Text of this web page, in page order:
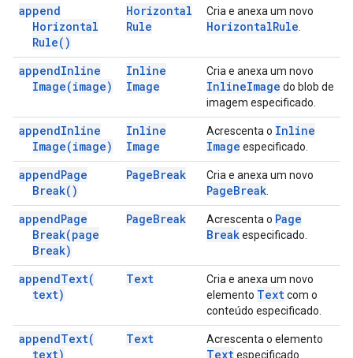
append
Horizontal
Rule( )
Horizontal
Rule
Cria e anexa um novo
HorizontalRule
appendInline
Image(image)
Inline
Image
Cria e anexa um novo
InlineImage do blob de
imagem especificado.
appendInline
Image(image)
Inline
Image
Acrescenta o Inline
Image especificado.
appendPage
Break( )
PageBreak Cria e anexa um novo
PageBreak
appendPage
Break(page
Break)
PageBreak Acrescenta o Page
Breakespecificado.
appendText(
text)
Text
Cria e anexa um novo
elemento Textcom o
conteúdo especificado.
appendText(
text)
Text Acrescenta o elemento
Textespecificado.